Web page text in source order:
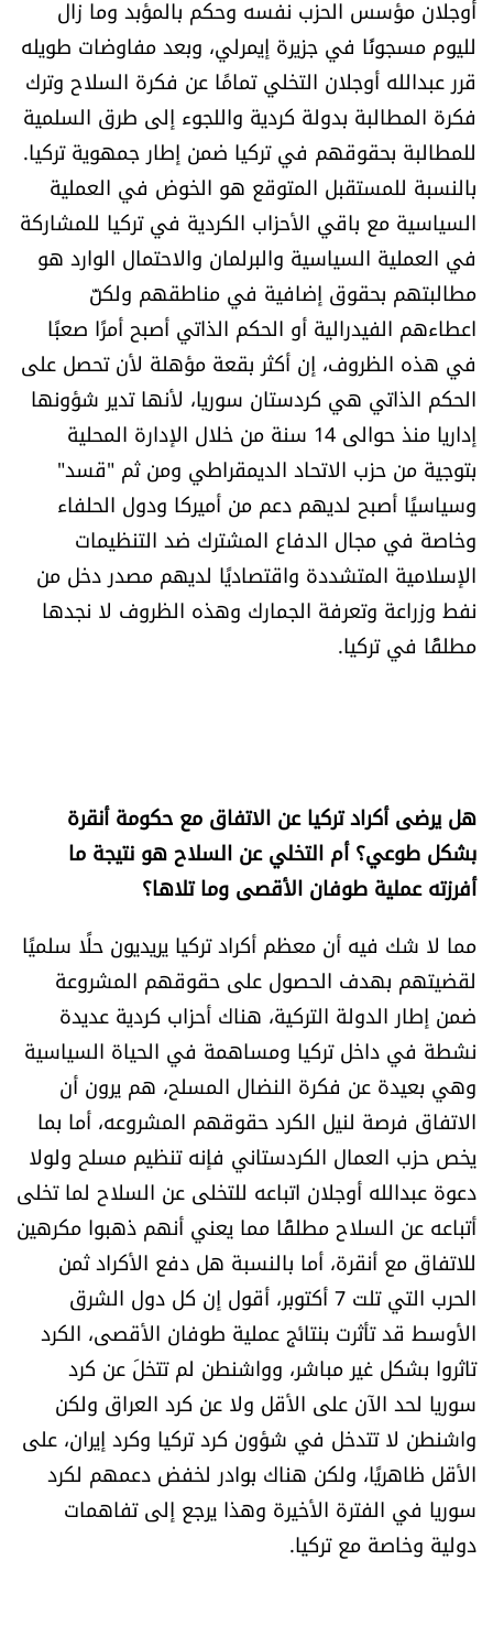
أوجلان مؤسس الحزب نفسه وحكم بالمؤبد وما زال
لليوم مسجونًا في جزيرة إيمرلي، وبعد مفاوضات طويله
قرر عبدالله أوجلان التخلي تمامًا عن فكرة السلاح وترك
فكرة المطالبة بدولة كردية واللجوء إلى طرق السلمية
للمطالبة بحقوقهم في تركيا ضمن إطار جمهوية تركيا.
بالنسبة للمستقبل المتوقع هو الخوض في العملية
السياسية مع باقي الأحزاب الكردية في تركيا للمشاركة
في العملية السياسية والبرلمان والاحتمال الوارد هو
مطالبتهم بحقوق إضافية في مناطقهم ولكنّ
اعطاءهم الفيدرالية أو الحكم الذاتي أصبح أمرًا صعبًا
في هذه الظروف، إن أكثر بقعة مؤهلة لأن تحصل على
الحكم الذاتي هي كردستان سوريا، لأنها تدير شؤونها
إداريا منذ حوالى 14 سنة من خلال الإدارة المحلية
بتوجية من حزب الاتحاد الديمقراطي ومن ثم "قسد"
وسياسيًا أصبح لديهم دعم من أميركا ودول الحلفاء
وخاصة في مجال الدفاع المشترك ضد التنظيمات
الإسلامية المتشددة واقتصاديًا لديهم مصدر دخل من
نفط وزراعة وتعرفة الجمارك وهذه الظروف لا نجدها
مطلقًا في تركيا.
هل يرضى أكراد تركيا عن الاتفاق مع حكومة أنقرة
بشكل طوعي؟ أم التخلي عن السلاح هو نتيجة ما
أفرزته عملية طوفان الأقصى وما تلاها؟
مما لا شك فيه أن معظم أكراد تركيا يريديون حلًا سلميًا
لقضيتهم بهدف الحصول على حقوقهم المشروعة
ضمن إطار الدولة التركية، هناك أحزاب كردية عديدة
نشطة في داخل تركيا ومساهمة في الحياة السياسية
وهي بعيدة عن فكرة النضال المسلح، هم يرون أن
الاتفاق فرصة لنيل الكرد حقوقهم المشروعه، أما بما
يخص حزب العمال الكردستاني فإنه تنظيم مسلح ولولا
دعوة عبدالله أوجلان اتباعه للتخلى عن السلاح لما تخلى
أتباعه عن السلاح مطلقًا مما يعني أنهم ذهبوا مكرهين
للاتفاق مع أنقرة، أما بالنسبة هل دفع الأكراد ثمن
الحرب التي تلت 7 أكتوبر، أقول إن كل دول الشرق
الأوسط قد تأثرت بنتائج عملية طوفان الأقصى، الكرد
تاثروا بشكل غير مباشر، وواشنطن لم تتخلَ عن كرد
سوريا لحد الآن على الأقل ولا عن كرد العراق ولكن
واشنطن لا تتدخل في شؤون كرد تركيا وكرد إيران، على
الأقل ظاهريًا، ولكن هناك بوادر لخفض دعمهم لكرد
سوريا في الفترة الأخيرة وهذا يرجع إلى تفاهمات
دولية وخاصة مع تركيا.